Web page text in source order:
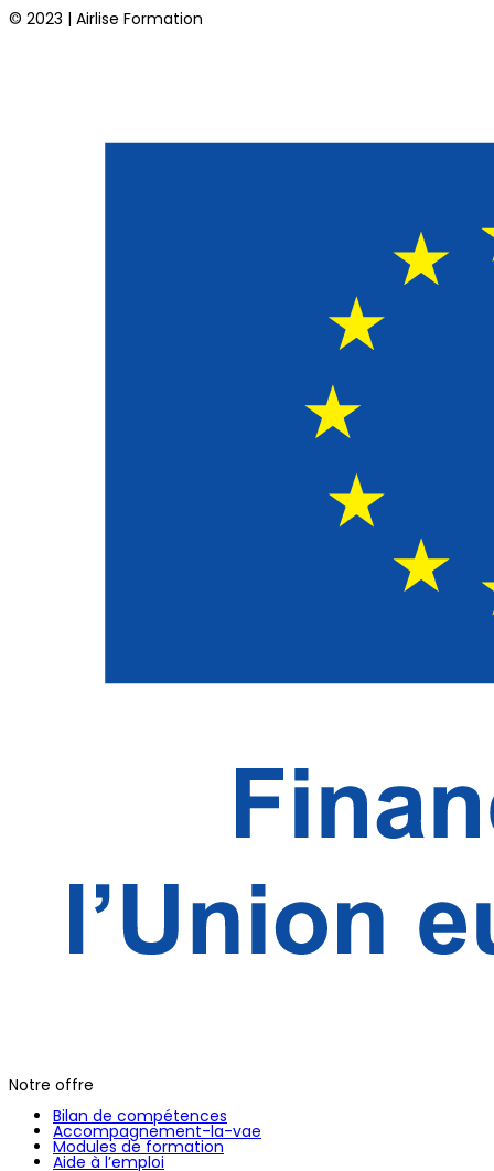
© 2023 | Airlise Formation
Notre offre
Bilan de compétences
Accompagnement-la-vae
Modules de formation
Aide à l’emploi